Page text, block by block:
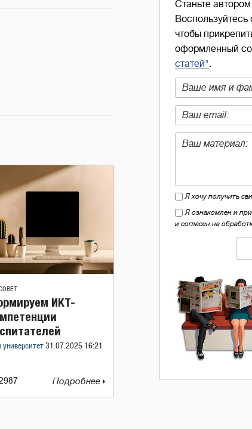
ИКТ-
университет 31.07.2025 16:21
Подробнее
Станьте
чтобы
оформленный
статей".
Я хочу получить
Я ознакомлен и
и согласен на